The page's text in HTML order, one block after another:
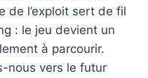
de l’exploit sert de fil
: le jeu devient un
à parcourir.
nous vers le futur